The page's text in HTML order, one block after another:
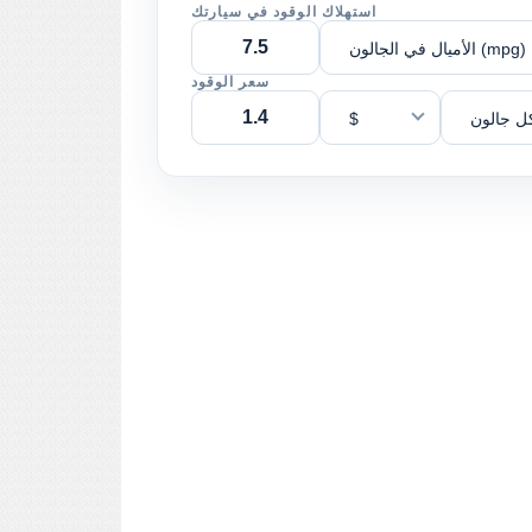
استهلاك الوقود في سيارتك
الأميال في الجالون (mpg)
سعر الوقود
$ جالون